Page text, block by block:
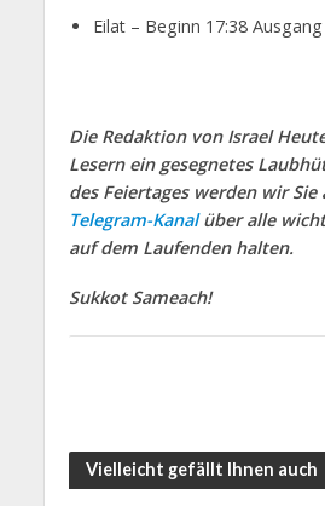
Eilat – Beginn 17:38 Ausgang
Die Redaktion von Israel
Lesern ein gesegnetes
des Feiertages werden wir Sie
Telegram-Kanalüber alle
auf dem Laufenden halten.
Sukkot Sameach!
Vielleicht gefällt Ihnen auch